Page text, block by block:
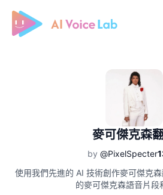
Free AI Cover & AI Voice Over
麥可傑克森
by @PixelSpecter
使用我們先進的 AI 技術創作麥可傑克
的麥可傑克森語音片段